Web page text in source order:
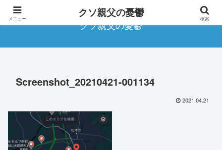
クソ親父の憂鬱
Screenshot_20210421-001134
2021.04.21
メニュー クソ親父の憂鬱 検索